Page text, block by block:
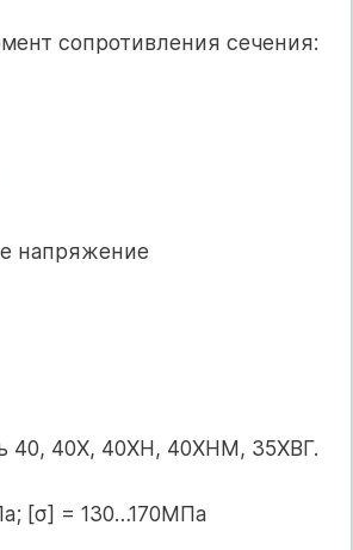
сопротивления сечения:
напряжение
40, 40Х, 40ХН, 40ХНМ, 35ХВГ.
[σ] = 130…170МПа